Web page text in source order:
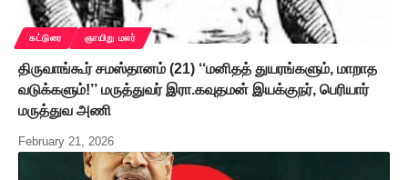
கட்டுரை ஞாயிறு மலர்
திருவாங்கூர் சமஸ்தானம் (21) ‘‘மனிதத் துயரங்களும், மாறாத
வடுக்களும்!’’ மருத்துவர் இரா.கவுதமன் இயக்குநர், பெரியார்
மருத்துவ அணி
February 21, 2026